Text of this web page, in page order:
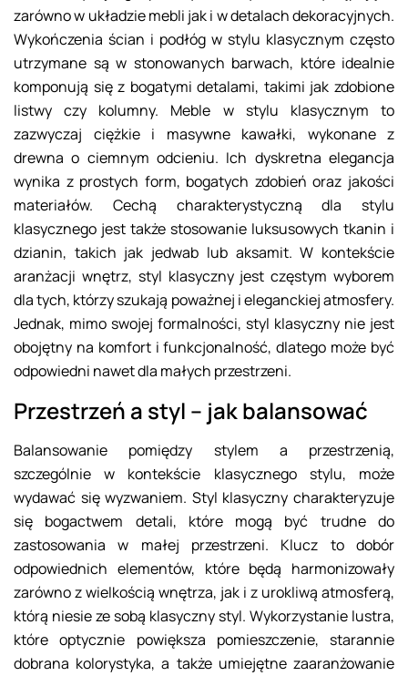
zarówno w układzie mebli jak i w detalach dekoracyjnych.
Wykończenia ścian i podłóg w stylu klasycznym często
utrzymane są w stonowanych barwach, które idealnie
komponują się z bogatymi detalami, takimi jak zdobione
listwy czy kolumny. Meble w stylu klasycznym to
zazwyczaj ciężkie i masywne kawałki, wykonane z
drewna o ciemnym odcieniu. Ich dyskretna elegancja
wynika z prostych form, bogatych zdobień oraz jakości
materiałów. Cechą charakterystyczną dla stylu
klasycznego jest także stosowanie luksusowych tkanin i
dzianin, takich jak jedwab lub aksamit. W kontekście
aranżacji wnętrz, styl klasyczny jest częstym wyborem
dla tych, którzy szukają poważnej i eleganckiej atmosfery.
Jednak, mimo swojej formalności, styl klasyczny nie jest
obojętny na komfort i funkcjonalność, dlatego może być
odpowiedni nawet dla małych przestrzeni.
Przestrzeń a styl – jak balansować
Balansowanie pomiędzy stylem a przestrzenią,
szczególnie w kontekście klasycznego stylu, może
wydawać się wyzwaniem. Styl klasyczny charakteryzuje
się bogactwem detali, które mogą być trudne do
zastosowania w małej przestrzeni. Klucz to dobór
odpowiednich elementów, które będą harmonizowały
zarówno z wielkością wnętrza, jak i z urokliwą atmosferą,
którą niesie ze sobą klasyczny styl. Wykorzystanie lustra,
które optycznie powiększa pomieszczenie, starannie
dobrana kolorystyka, a także umiejętne zaaranżowanie